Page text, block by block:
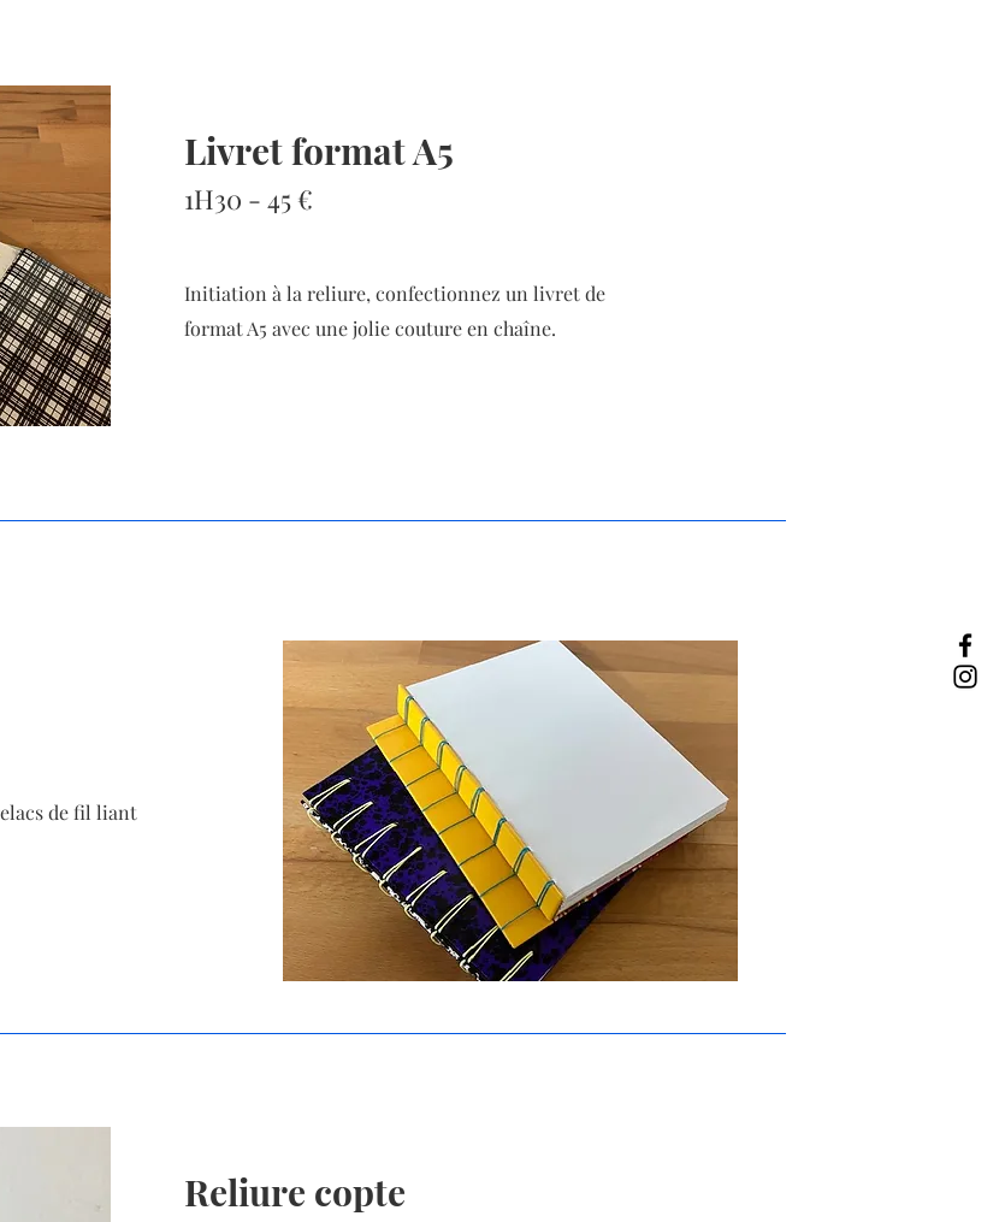
Livret format A5
1H30 - 45 €
Initiation à la reliure, confectionnez un livret de
format A5 avec une jolie couture en chaîne.
de fil liant
Reliure copte